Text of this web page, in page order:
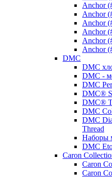
Anchor
Anchor
Anchor
Anchor
Anchor
Anchor
DMC
DMC
DMC -
DMC
DMC®
DMC®
DMC
DMC
Thread
Наборы
DMC
Caron
Caron
Caron